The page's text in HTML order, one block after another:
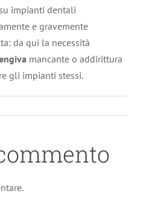
impianti dentali
e gravemente
da qui la necessità
mancante o addirittura
gli impianti stessi.